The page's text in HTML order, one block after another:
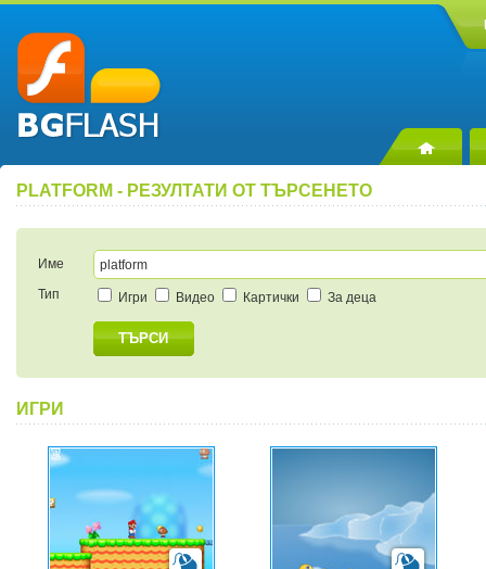
PLATFORM - РЕЗУЛТАТИ ОТ ТЪРСЕНЕТО
Име
Тип
Игри Видео Картички За деца
ТЪРСИ
ИГРИ